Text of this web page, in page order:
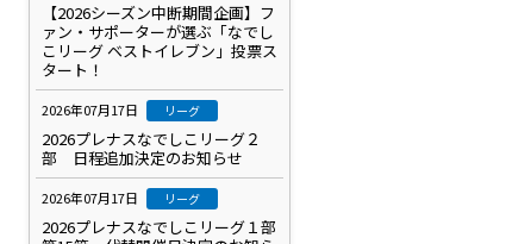
【2026シーズン中断期間企画】フ
ァン・サポーターが選ぶ「なでし
こリーグ ベストイレブン」投票ス
タート！
2026年07月17日 リーグ
2026プレナスなでしこリーグ２
部 日程追加決定のお知らせ
2026年07月17日 リーグ
2026プレナスなでしこリーグ１部